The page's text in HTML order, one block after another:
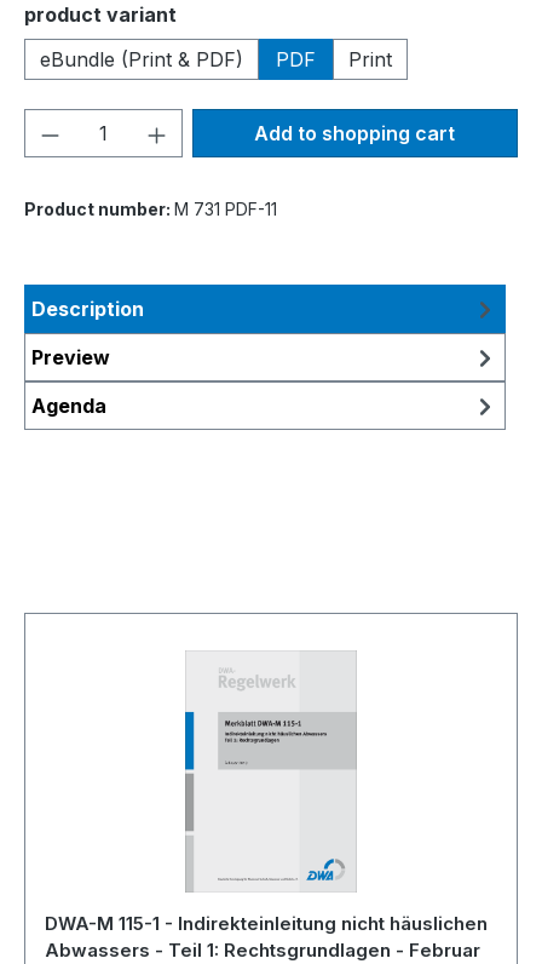
Select
product variant
eBundle (Print & PDF)
PDF Print
Product Quantity: Enter the desired
Add to shopping cart
Product number: M 731 PDF-11
Description
Preview
Agenda
DWA-M 115-1 - Indirekteinleitung nicht häuslichen
Abwassers - Teil 1: Rechtsgrundlagen - Februar